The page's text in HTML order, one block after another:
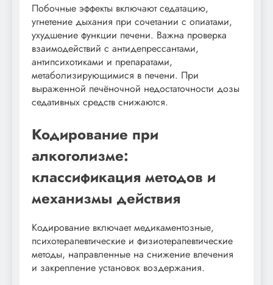
Побочные эффекты включают седатацию,
угнетение дыхания при сочетании с опиатами,
ухудшение функции печени. Важна проверка
взаимодействий с антидепрессантами,
антипсихотиками и препаратами,
метаболизирующимися в печени. При
выраженной печёночной недостаточности дозы
седативных средств снижаются.
Кодирование при
алкоголизме:
классификация методов и
механизмы действия
Кодирование включает медикаментозные,
психотерапевтические и физиотерапевтические
методы, направленные на снижение влечения
и закрепление установок воздержания.